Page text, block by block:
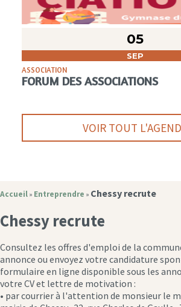
05
SEP
ASSOCIATION
FORUM DES ASSOCIATIONS
VOIR TOUT
Accueil » Entreprendre » Chessy recrute
Chessy recrute
Consultez les offres d'emploi de la
annonce ou envoyez votre candidature
formulaire en ligne disponible sous les
votre CV et lettre de motivation :
• par courrier à l'attention de monsieur le